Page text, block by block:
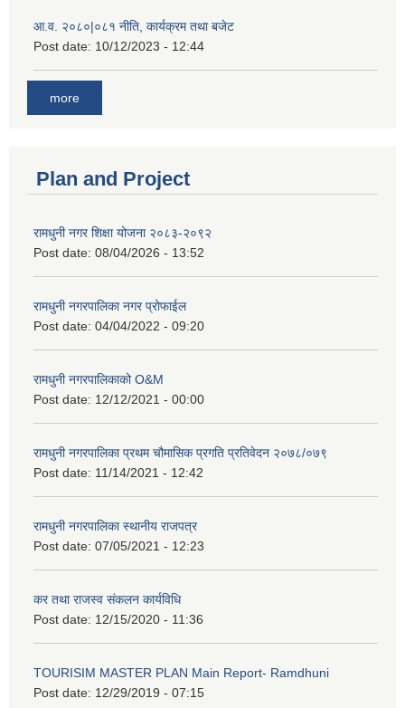
आ.व. २०८०|०८१ नीति, कार्यक्रम तथा बजेट
Post date: 10/12/2023 - 12:44
more
Plan and Project
रामधुनी नगर शिक्षा योजना २०८३-२०९२
Post date: 08/04/2026 - 13:52
रामधुनी नगरपालिका नगर प्रोफाईल
Post date: 04/04/2022 - 09:20
रामधुनी नगरपालिकाको O&M
Post date: 12/12/2021 - 00:00
रामधुनी नगरपालिका प्रथम चौमासिक प्रगति प्रतिवेदन २०७८/०७९
Post date: 11/14/2021 - 12:42
रामधुनी नगरपालिका स्थानीय राजपत्र
Post date: 07/05/2021 - 12:23
कर तथा राजस्व संकलन कार्यविधि
Post date: 12/15/2020 - 11:36
TOURISIM MASTER PLAN Main Report- Ramdhuni
Post date: 12/29/2019 - 07:15